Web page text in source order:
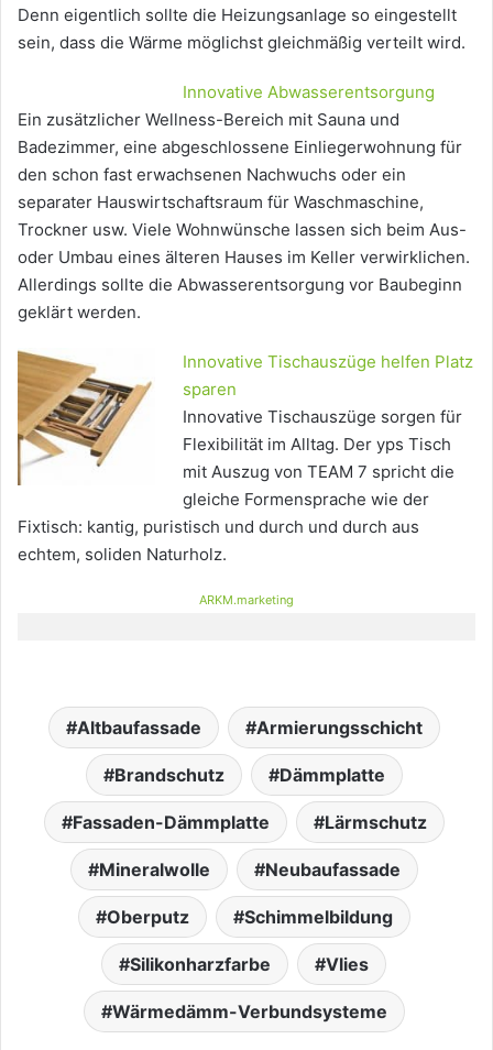
Denn eigentlich sollte die Heizungsanlage so eingestellt
sein, dass die Wärme möglichst gleichmäßig verteilt wird.
Innovative Abwasserentsorgung
Ein zusätzlicher Wellness-Bereich mit Sauna und
Badezimmer, eine abgeschlossene Einliegerwohnung für
den schon fast erwachsenen Nachwuchs oder ein
separater Hauswirtschaftsraum für Waschmaschine,
Trockner usw. Viele Wohnwünsche lassen sich beim Aus-
oder Umbau eines älteren Hauses im Keller verwirklichen.
Allerdings sollte die Abwasserentsorgung vor Baubeginn
geklärt werden.
Innovative Tischauszüge helfen Platz
sparen
Innovative Tischauszüge sorgen für
Flexibilität im Alltag. Der yps Tisch
mit Auszug von TEAM 7 spricht die
gleiche Formensprache wie der
Fixtisch: kantig, puristisch und durch und durch aus
echtem, soliden Naturholz.
ARKM.marketing
Altbaufassade Armierungsschicht
Brandschutz Dämmplatte
Fassaden-Dämmplatte Lärmschutz
Mineralwolle Neubaufassade
Oberputz Schimmelbildung
Silikonharzfarbe Vlies
Wärmedämm-Verbundsysteme